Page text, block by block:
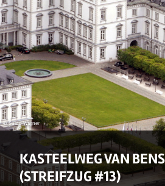
© Guido Wagner
KASTEELWEG VAN
(STREIFZUG #13)